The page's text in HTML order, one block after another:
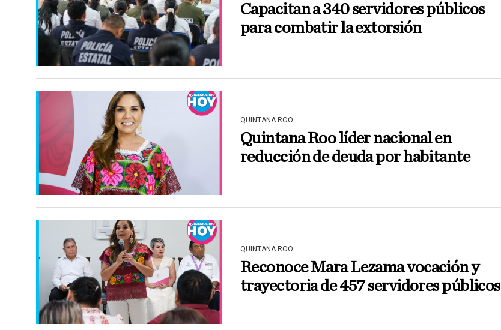
Capacitan a 340 servidores públicos
para combatir la extorsión
QUINTANA ROO
Quintana Roo líder nacional en
reducción de deuda por habitante
QUINTANA ROO
Reconoce Mara Lezama vocación y
trayectoria de 457 servidores públicos